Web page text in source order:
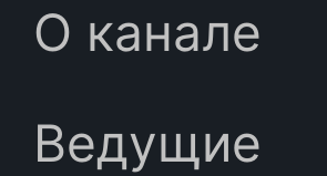
О канале
Ведущие